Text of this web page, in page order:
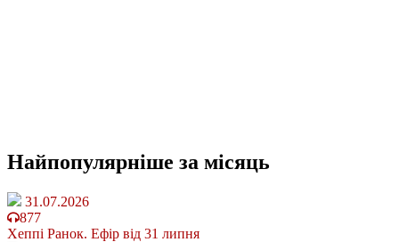
Найпопулярніше за місяць
31.07.2026
877
Хеппі Ранок. Ефір від 31 липня